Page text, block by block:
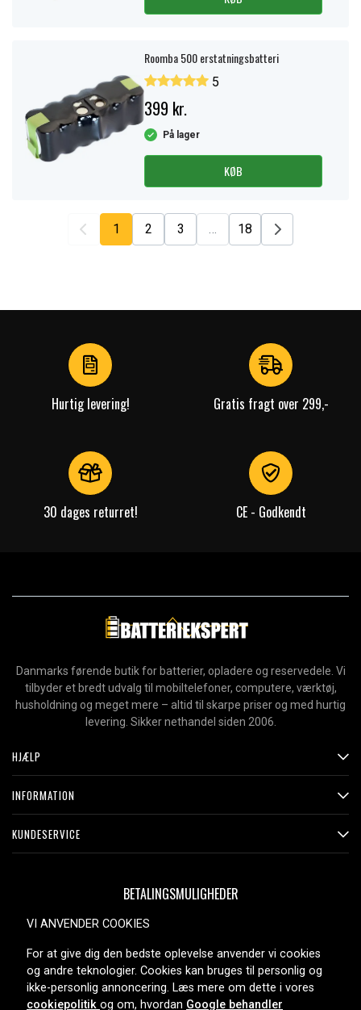
Roomba 500 erstatningsbatteri
5
399 kr.
På lager
KØB
1 2 3 … 18
Hurtig levering! Gratis fragt over 299,-
30 dages returret! CE - Godkendt
Danmarks førende butik for batterier, opladere og reservedele. Vi
tilbyder et bredt udvalg til mobiltelefoner, computere, værktøj,
husholdning og meget mere – altid til skarpe priser og med hurtig
levering. Sikker nethandel siden 2006.
HJÆLP
INFORMATION
KUNDESERVICE
BETALINGSMULIGHEDER
LEVERINGSMULIGHEDER
VI ANVENDER COOKIES
For at give dig den bedste oplevelse anvender vi cookies
og andre teknologier. Cookies kan bruges til personlig og
ikke-personlig annoncering. Læs mere om dette i vores
cookiepolitik og om, hvordan Google behandler